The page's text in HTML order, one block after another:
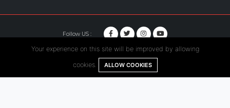
Follow US :
© Copyright 2020. Hutama Karya All Rights Reserved.
Your experience on this site will be improved by allowing
cookies. ALLOW COOKIES